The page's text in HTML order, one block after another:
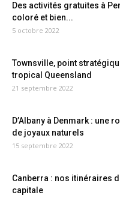
Des activités gratuites à
coloré et bien...
5 octobre 2022
Townsville, point
tropical Queensland
21 septembre 2022
D’Albany à Denmark : une
de joyaux naturels
15 septembre 2022
Canberra : nos itinéraires
capitale